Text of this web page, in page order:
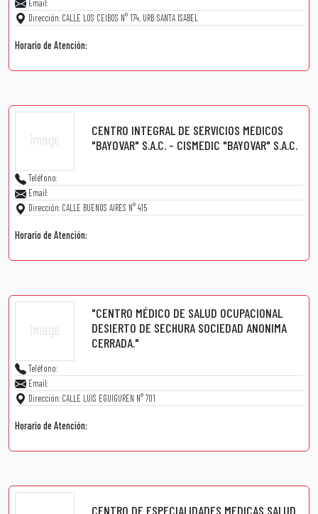
Email:
Dirección: CALLE LOS CEIBOS N° 174, URB. SANTA ISABEL
Horario de Atención:
CENTRO INTEGRAL DE SERVICIOS MEDICOS
"BAYOVAR" S.A.C. - CISMEDIC "BAYOVAR" S.A.C.
Teléfono:
Email:
Dirección: CALLE BUENOS AIRES N° 415
Horario de Atención:
"CENTRO MÉDICO DE SALUD OCUPACIONAL
DESIERTO DE SECHURA SOCIEDAD ANONIMA
CERRADA."
Teléfono:
Email:
Dirección: CALLE LUIS EGUIGUREN N° 701
Horario de Atención:
CENTRO DE ESPECIALIDADES MEDICAS SALUD